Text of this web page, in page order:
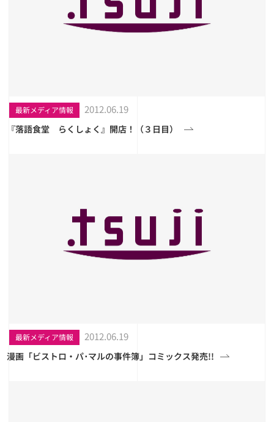
最新メディア情報 2012.06.19
『落語食堂 らくしょく』開店！（３日目）
最新メディア情報 2012.06.19
漫画「ビストロ・パ･マルの事件簿」コミックス発売!!